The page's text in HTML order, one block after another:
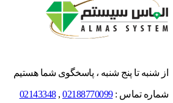
از شنبه تا پنج شنبه ، پاسخگوی شما هستیم
شماره تماس :02188770099
,
02143348